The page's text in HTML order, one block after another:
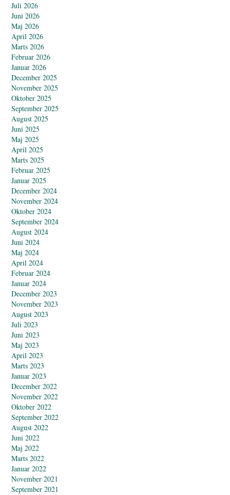
Juli 2026
Juni 2026
Maj 2026
April 2026
Marts 2026
Februar 2026
Januar 2026
December 2025
November 2025
Oktober 2025
September 2025
August 2025
Juni 2025
Maj 2025
April 2025
Marts 2025
Februar 2025
Januar 2025
December 2024
November 2024
Oktober 2024
September 2024
August 2024
Juni 2024
Maj 2024
April 2024
Februar 2024
Januar 2024
December 2023
November 2023
August 2023
Juli 2023
Juni 2023
Maj 2023
April 2023
Marts 2023
Januar 2023
December 2022
November 2022
Oktober 2022
September 2022
August 2022
Juni 2022
Maj 2022
Marts 2022
Januar 2022
November 2021
September 2021